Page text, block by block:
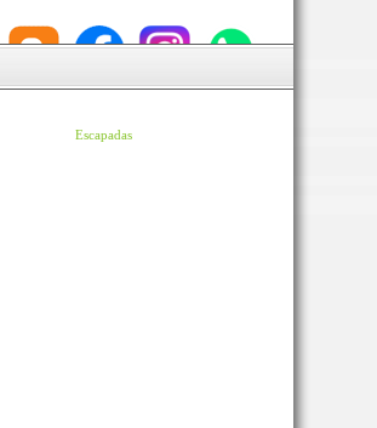
Escapadas